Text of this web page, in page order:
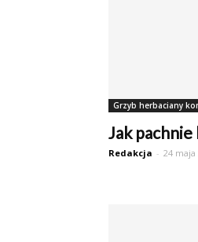
Grzyb herbaciany
Jak pachnie
Redakcja - 24 maja